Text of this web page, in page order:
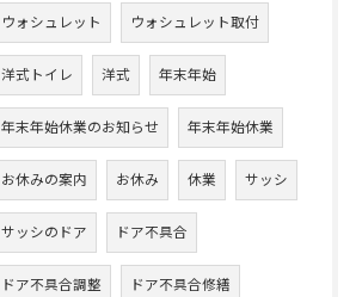
ウォシュレット ウォシュレット取付
洋式トイレ 洋式 年末年始
年末年始休業のお知らせ 年末年始休業
お休みの案内 お休み 休業 サッシ
サッシのドア ドア不具合
ドア不具合調整 ドア不具合修繕